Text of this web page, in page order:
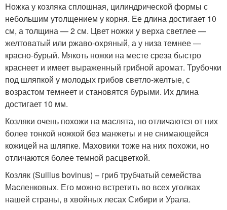
Ножка у козляка сплошная, цилиндрической формы с
небольшим утолщением у корня. Ее длина достигает 10
см, а толщина — 2 см. Цвет ножки у верха светлее —
желтоватый или ржаво-охряный, а у низа темнее —
красно-бурый. Мякоть ножки на месте среза быстро
краснеет и имеет выраженный грибной аромат. Трубочки
под шляпкой у молодых грибов светло-желтые, с
возрастом темнеет и становятся бурыми. Их длина
достигает 10 мм.
Козляки очень похожи на маслята, но отличаются от них
более тонкой ножкой без манжеты и не снимающейся
кожицей на шляпке. Маховики тоже на них похожи, но
отличаются более темной расцветкой.
Козляк (Suillus bovinus) – гриб трубчатый семейства
Масленковых. Его можно встретить во всех уголках
нашей страны, в хвойных лесах Сибири и Урала.